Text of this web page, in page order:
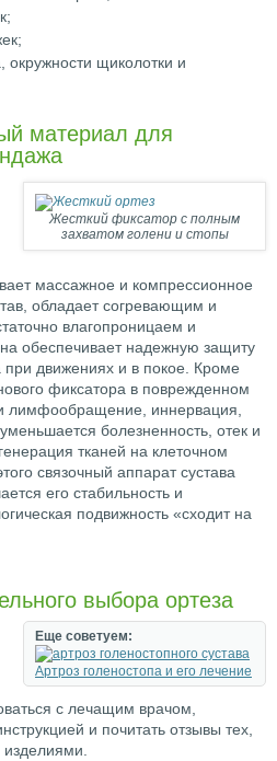
щиколотки и
материал для
Жесткий фиксатор с полным
захватом голени и стопы
массажное и компрессионное
обладает согревающим и
влагопроницаем и
обеспечивает надежную защиту
при движениях и в покое. Кроме
фиксатора в поврежденном
лимфообращение, иннервация,
болезненность, отек и
тканей на клеточном
связочный аппарат сустава
его стабильность и
подвижность «сходит на
выбора ортеза
Еще советуем:
Артроз голеностопа и его лечение
с лечащим врачом,
и почитать отзывы тех,